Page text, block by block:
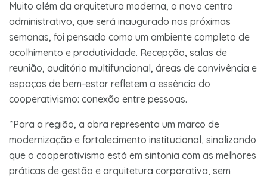
Muito além da arquitetura moderna, o novo centro
administrativo, que será inaugurado nas próximas
semanas, foi pensado como um ambiente completo de
acolhimento e produtividade. Recepção, salas de
reunião, auditório multifuncional, áreas de convivência e
espaços de bem-estar refletem a essência do
cooperativismo: conexão entre pessoas.
“Para a região, a obra representa um marco de
modernização e fortalecimento institucional, sinalizando
que o cooperativismo está em sintonia com as melhores
práticas de gestão e arquitetura corporativa, sem